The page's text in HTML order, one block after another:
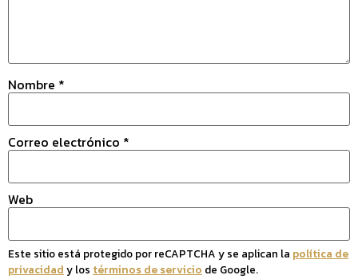
Nombre *
Correo electrónico *
Web
Este sitio está protegido por reCAPTCHA y se aplican la política de
privacidad y los términos de servicio de Google.